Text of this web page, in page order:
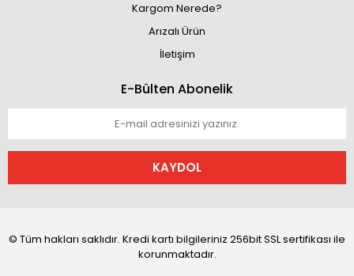
Kargom Nerede?
Arızalı Ürün
İletişim
E-Bülten Abonelik
KAYDOL
© Tüm hakları saklıdır. Kredi kartı bilgileriniz 256bit SSL sertifikası ile
korunmaktadır.